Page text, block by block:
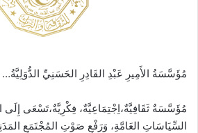
مُؤَسَّسَةُ الأَمِيرِ عَبْدِ القَادِرِ الحَسَنِيِّ الدُّوَلِيَّةُ…
مُؤَسَّسَةٌ ثَقَافِيَّةٌ،اِجْتِمَاعِيَّةٌ، فِكْرِيَّةٌ،تَسْعَى إِلَى
السِّيَاسَاتِ العَامَّةِ، وَرَفْعِ صَوْتِ المُجْتَمَعِ